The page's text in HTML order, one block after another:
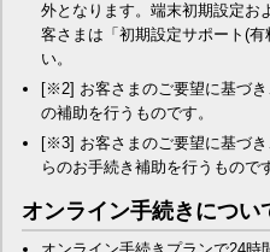
外となります。端末初期設定お
客さまは「初期設定サポート(
い。
[※2] お客さまのご要望に基づ
の補助を行うものです。
[※3] お客さまのご要望に基づ
らのお手続き補助を行うもので
オンライン手続きについ